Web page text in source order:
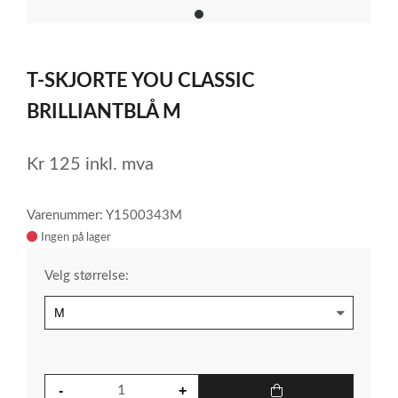
item
1
T-SKJORTE YOU CLASSIC
BRILLIANTBLÅ M
Kr 125 inkl. mva
Varenummer: Y1500343M
Ingen på lager
Velg størrelse: